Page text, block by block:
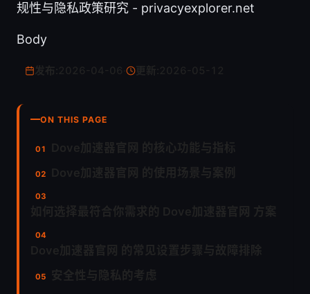
规性与隐私政策研究 - privacyexplorer.net
Body
更新:
ON THIS PAGE